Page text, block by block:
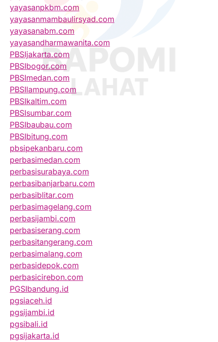
yayasanpkbm.com
yayasanmambaulirsyad.com
yayasanabm.com
yayasandharmawanita.com
PBSIjakarta.com
PBSIbogor.com
PBSImedan.com
PBSIlampung.com
PBSIkaltim.com
PBSIsumbar.com
PBSIbaubau.com
PBSIbitung.com
pbsipekanbaru.com
perbasimedan.com
perbasisurabaya.com
perbasibanjarbaru.com
perbasiblitar.com
perbasimagelang.com
perbasijambi.com
perbasiserang.com
perbasitangerang.com
perbasimalang.com
perbasidepok.com
perbasicirebon.com
PGSIbandung.id
pgsiaceh.id
pgsijambi.id
pgsibali.id
pgsijakarta.id